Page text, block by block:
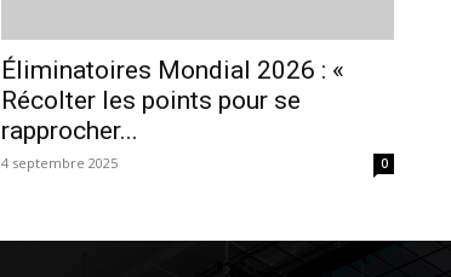
Éliminatoires Mondial 2026 : «
Récolter les points pour se
rapprocher...
4 septembre 2025 0